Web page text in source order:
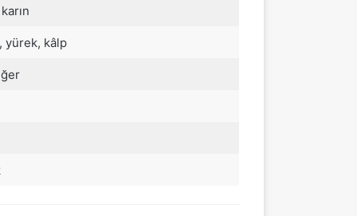
yürek, kâlp